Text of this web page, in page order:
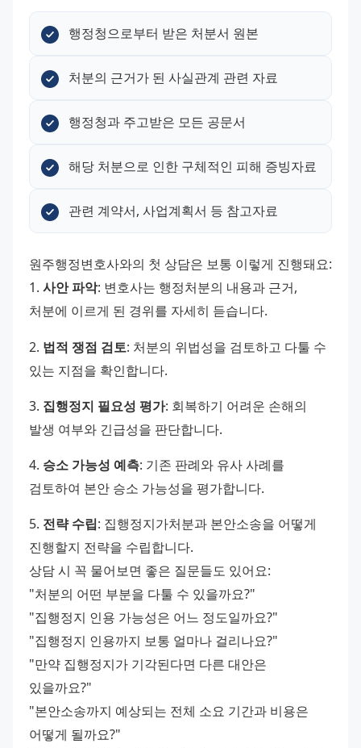
행정청으로부터 받은 처분서 원본
처분의 근거가 된 사실관계 관련 자료
행정청과 주고받은 모든 공문서
해당 처분으로 인한 구체적인 피해 증빙자료
관련 계약서, 사업계획서 등 참고자료
1. 사안 파악: 변호사는 행정처분의 내용과 근거,
처분에 이르게 된 경위를 자세히 듣습니다.
2. 법적 쟁점 검토: 처분의 위법성을 검토하고 다툴 수
있는 지점을 확인합니다.
3. 집행정지 필요성 평가: 회복하기 어려운 손해의
발생 여부와 긴급성을 판단합니다.
4. 승소 가능성 예측: 기존 판례와 유사 사례를
검토하여 본안 승소 가능성을 평가합니다.
5. 전략 수립: 집행정지가처분과 본안소송을 어떻게
진행할지 전략을 수립합니다.
상담 시 꼭 물어보면 좋은 질문들도 있어요:
"처분의 어떤 부분을 다툴 수 있을까요?"
"집행정지 인용 가능성은 어느 정도일까요?"
"집행정지 인용까지 보통 얼마나 걸리나요?"
"만약 집행정지가 기각된다면 다른 대안은
있을까요?"
"본안소송까지 예상되는 전체 소요 기간과 비용은
어떻게 될까요?"